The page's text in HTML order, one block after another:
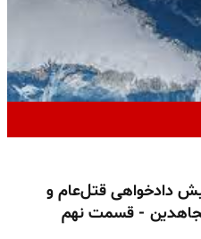
دادخواهی قتل‌عام و
- قسمت نهم